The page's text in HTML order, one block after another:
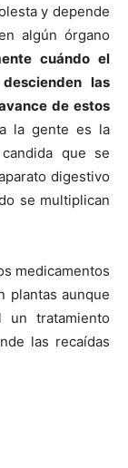
y depende
algún órgano
cuándo el
las
de estos
la gente es la
que se
digestivo
se multiplican
medicamentos
plantas aunque
un tratamiento
las recaídas